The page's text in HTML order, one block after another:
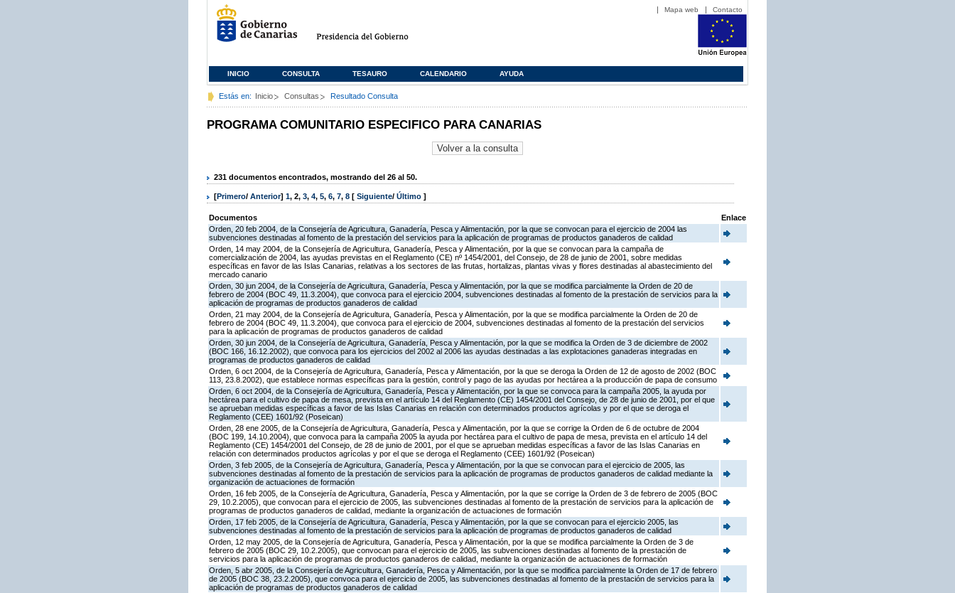
Mapa web Contacto
INICIO CONSULTA TESAURO CALENDARIO AYUDA
Estás en: Inicio Consultas Resultado Consulta
PROGRAMA COMUNITARIO ESPECIFICO PARA CANARIAS
231 documentos encontrados, mostrando del 26 al 50.
[Primero/ Anterior] 1, 2, 3, 4, 5, 6, 7, 8 [ Siguiente/ Último ]
Documentos
Enlace
Orden, 20 feb 2004, de la Consejería de Agricultura, Ganadería, Pesca y Alimentación, por la que se convocan para el ejercicio de 2004 las
subvenciones destinadas al fomento de la prestación del servicios para la aplicación de programas de productos ganaderos de calidad
Orden, 14 may 2004, de la Consejería de Agricultura, Ganadería, Pesca y Alimentación, por la que se convocan para la campaña de
comercialización de 2004, las ayudas previstas en el Reglamento (CE) nº 1454/2001, del Consejo, de 28 de junio de 2001, sobre medidas
específicas en favor de las Islas Canarias, relativas a los sectores de las frutas, hortalizas, plantas vivas y flores destinadas al abastecimiento del
mercado canario
Orden, 30 jun 2004, de la Consejería de Agricultura, Ganadería, Pesca y Alimentación, por la que se modifica parcialmente la Orden de 20 de
febrero de 2004 (BOC 49, 11.3.2004), que convoca para el ejercicio 2004, subvenciones destinadas al fomento de la prestación de servicios para la
aplicación de programas de productos ganaderos de calidad
Orden, 21 may 2004, de la Consejería de Agricultura, Ganadería, Pesca y Alimentación, por la que se modifica parcialmente la Orden de 20 de
febrero de 2004 (BOC 49, 11.3.2004), que convoca para el ejercicio de 2004, subvenciones destinadas al fomento de la prestación del servicios
para la aplicación de programas de productos ganaderos de calidad
Orden, 30 jun 2004, de la Consejería de Agricultura, Ganadería, Pesca y Alimentación, por la que se modifica la Orden de 3 de diciembre de 2002
(BOC 166, 16.12.2002), que convoca para los ejercicios del 2002 al 2006 las ayudas destinadas a las explotaciones ganaderas integradas en
programas de productos ganaderos de calidad
Orden, 6 oct 2004, de la Consejería de Agricultura, Ganadería, Pesca y Alimentación, por la que se deroga la Orden de 12 de agosto de 2002 (BOC
113, 23.8.2002), que establece normas específicas para la gestión, control y pago de las ayudas por hectárea a la producción de papa de consumo
Orden, 6 oct 2004, de la Consejería de Agricultura, Ganadería, Pesca y Alimentación, por la que se convoca para la campaña 2005, la ayuda por
hectárea para el cultivo de papa de mesa, prevista en el artículo 14 del Reglamento (CE) 1454/2001 del Consejo, de 28 de junio de 2001, por el que
se aprueban medidas específicas a favor de las Islas Canarias en relación con determinados productos agrícolas y por el que se deroga el
Reglamento (CEE) 1601/92 (Poseican)
Orden, 28 ene 2005, de la Consejería de Agricultura, Ganadería, Pesca y Alimentación, por la que se corrige la Orden de 6 de octubre de 2004
(BOC 199, 14.10.2004), que convoca para la campaña 2005 la ayuda por hectárea para el cultivo de papa de mesa, prevista en el artículo 14 del
Reglamento (CE) 1454/2001 del Consejo, de 28 de junio de 2001, por el que se aprueban medidas específicas a favor de las Islas Canarias en
relación con determinados productos agrícolas y por el que se deroga el Reglamento (CEE) 1601/92 (Poseican)
Orden, 3 feb 2005, de la Consejería de Agricultura, Ganadería, Pesca y Alimentación, por la que se convocan para el ejercicio de 2005, las
subvenciones destinadas al fomento de la prestación de servicios para la aplicación de programas de productos ganaderos de calidad mediante la
organización de actuaciones de formación
Orden, 16 feb 2005, de la Consejería de Agricultura, Ganadería, Pesca y Alimentación, por la que se corrige la Orden de 3 de febrero de 2005 (BOC
29, 10.2.2005), que convocan para el ejercicio de 2005, las subvenciones destinadas al fomento de la prestación de servicios para la aplicación de
programas de productos ganaderos de calidad, mediante la organización de actuaciones de formación
Orden, 17 feb 2005, de la Consejería de Agricultura, Ganadería, Pesca y Alimentación, por la que se convocan para el ejercicio 2005, las
subvenciones destinadas al fomento de la prestación de servicios para la aplicación de programas de productos ganaderos de calidad
Orden, 12 may 2005, de la Consejería de Agricultura, Ganadería, Pesca y Alimentación, por la que se modifica parcialmente la Orden de 3 de
febrero de 2005 (BOC 29, 10.2.2005), que convocan para el ejercicio de 2005, las subvenciones destinadas al fomento de la prestación de
servicios para la aplicación de programas de productos ganaderos de calidad, mediante la organización de actuaciones de formación
Orden, 5 abr 2005, de la Consejería de Agricultura, Ganadería, Pesca y Alimentación, por la que se modifica parcialmente la Orden de 17 de febrero
de 2005 (BOC 38, 23.2.2005), que convoca para el ejercicio de 2005, las subvenciones destinadas al fomento de la prestación de servicios para la
aplicación de programas de productos ganaderos de calidad